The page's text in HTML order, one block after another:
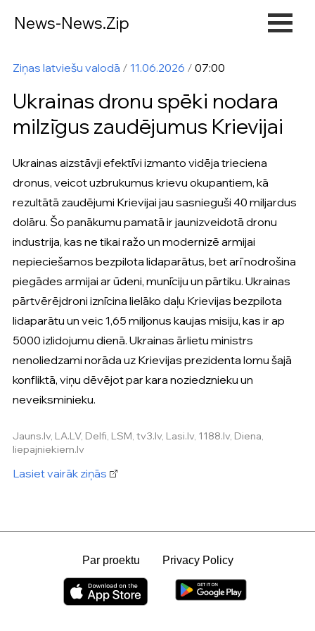
News-News.Zip
Ziņas latviešu valodā / 11.06.2026 / 07:00
Ukrainas dronu spēki nodara
milzīgus zaudējumus Krievijai
Ukrainas aizstāvji efektīvi izmanto vidēja trieciena
dronus, veicot uzbrukumus krievu okupantiem, kā
rezultātā zaudējumi Krievijai jau sasnieguši 40 miljardus
dolāru. Šo panākumu pamatā ir jaunizveidotā dronu
industrija, kas ne tikai ražo un modernizē armijai
nepieciešamos bezpilota lidaparātus, bet arī nodrošina
piegādes armijai ar ūdeni, munīciju un pārtiku. Ukrainas
pārtvērējdroni iznīcina lielāko daļu Krievijas bezpilota
lidaparātu un veic 1,65 miljonus kaujas misiju, kas ir ap
5000 izlidojumu dienā. Ukrainas ārlietu ministrs
nenoliedzami norāda uz Krievijas prezidenta lomu šajā
konfliktā, viņu dēvējot par kara noziedznieku un
neveiksminieku.
Jauns.lv, LA.LV, Delfi, LSM, tv3.lv, Lasi.lv, 1188.lv, Diena,
liepajniekiem.lv
Lasiet vairāk ziņās
Par proektu Privacy Policy